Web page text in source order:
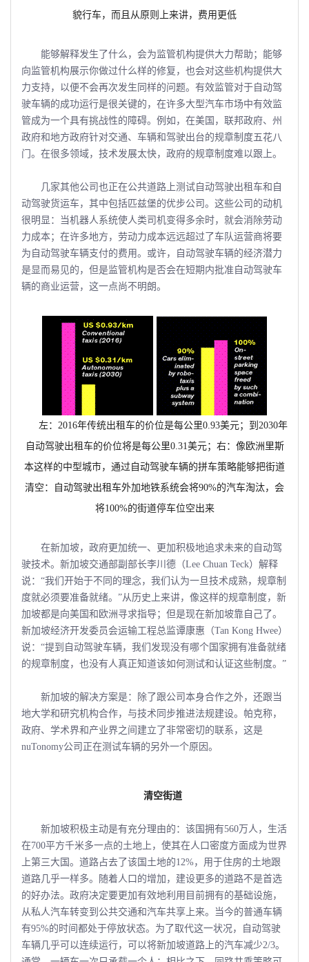
貌行车，而且从原则上来讲，费用更低
能够解释发生了什么，会为监管机构提供大力帮助；能够
向监管机构展示你做过什么样的修复，也会对这些机构提供大
力支持，以便不会再次发生同样的问题。有效监管对于自动驾
驶车辆的成功运行是很关键的，在许多大型汽车市场中有效监
管成为一个具有挑战性的障碍。例如，在美国，联邦政府、州
政府和地方政府针对交通、车辆和驾驶出台的规章制度五花八
门。在很多领域，技术发展太快，政府的规章制度难以跟上。
几家其他公司也正在公共道路上测试自动驾驶出租车和自
动驾驶货运车，其中包括匹兹堡的优步公司。这些公司的动机
很明显：当机器人系统使人类司机变得多余时，就会消除劳动
力成本；在许多地方，劳动力成本远远超过了车队运营商将要
为自动驾驶车辆支付的费用。或许，自动驾驶车辆的经济潜力
是显而易见的，但是监管机构是否会在短期内批准自动驾驶车
辆的商业运营，这一点尚不明朗。
左： 2016年传统出租车的价位是每公里0.93美元；到 2030年
自动驾驶出租车的价位将是每公里0.31美元；右：像欧洲里斯
本这样的中型城市，通过自动驾驶车辆的拼车策略能够把街道
清空：自动驾驶出租车外加地铁系统会将90%的汽车淘汰，会
将100%的街道停车位空出来
在新加坡，政府更加统一、更加积极地追求未来的自动驾
驶技术。新加坡交通部副部长李川德（Lee Chuan Teck）解释
说：“我们开始于不同的理念，我们认为一旦技术成熟，规章制
度就必须要准备就绪。”从历史上来讲，像这样的规章制度，新
加坡都是向美国和欧洲寻求指导；但是现在新加坡靠自己了。
新加坡经济开发委员会运输工程总监谭康惠（Tan Kong Hwee）
说：“提到自动驾驶车辆，我们发现没有哪个国家拥有准备就绪
的规章制度，也没有人真正知道该如何测试和认证这些制度。”
新加坡的解决方案是：除了跟公司本身合作之外，还跟当
地大学和研究机构合作，与技术同步推进法规建设。帕克称，
政府、学术界和产业界之间建立了非常密切的联系，这是
nuTonomy公司正在测试车辆的另外一个原因。
清空街道
新加坡积极主动是有充分理由的：该国拥有560万人，生活
在700平方千米多一点的土地上，使其在人口密度方面成为世界
上第三大国。道路占去了该国土地的12%，用于住房的土地跟
道路几乎一样多。随着人口的增加，建设更多的道路不是首选
的好办法。政府决定要更加有效地利用目前拥有的基础设施，
从私人汽车转变到公共交通和汽车共享上来。当今的普通车辆
有95%的时间都处于停放状态。为了取代这一状况，自动驾驶
车辆几乎可以连续运行，可以将新加坡道路上的汽车减少2/3。